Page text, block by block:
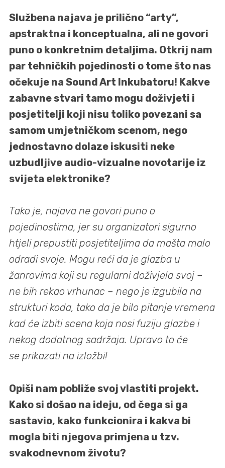
Službena najava je prilično “arty”,
apstraktna i konceptualna, ali ne govori
puno o konkretnim detaljima. Otkrij nam
par tehničkih pojedinosti o tome što nas
očekuje na Sound Art Inkubatoru! Kakve
zabavne stvari tamo mogu doživjeti i
posjetitelji koji nisu toliko povezani sa
samom umjetničkom scenom, nego
jednostavno dolaze iskusiti neke
uzbudljive audio-vizualne novotarije iz
svijeta elektronike?
Tako je, najava ne govori puno o
pojedinostima, jer su organizatori sigurno
htjeli prepustiti posjetiteljima da mašta malo
odradi svoje. Mogu reći da je glazba u
žanrovima koji su regularni doživjela svoj –
ne bih rekao vrhunac – nego je izgubila na
strukturi koda, tako da je bilo pitanje vremena
kad će izbiti scena koja nosi fuziju glazbe i
nekog dodatnog sadržaja. Upravo to će
se prikazati na izložbi!
Opiši nam pobliže svoj vlastiti projekt.
Kako si došao na ideju, od čega si ga
sastavio, kako funkcionira i kakva bi
mogla biti njegova primjena u tzv.
svakodnevnom životu?